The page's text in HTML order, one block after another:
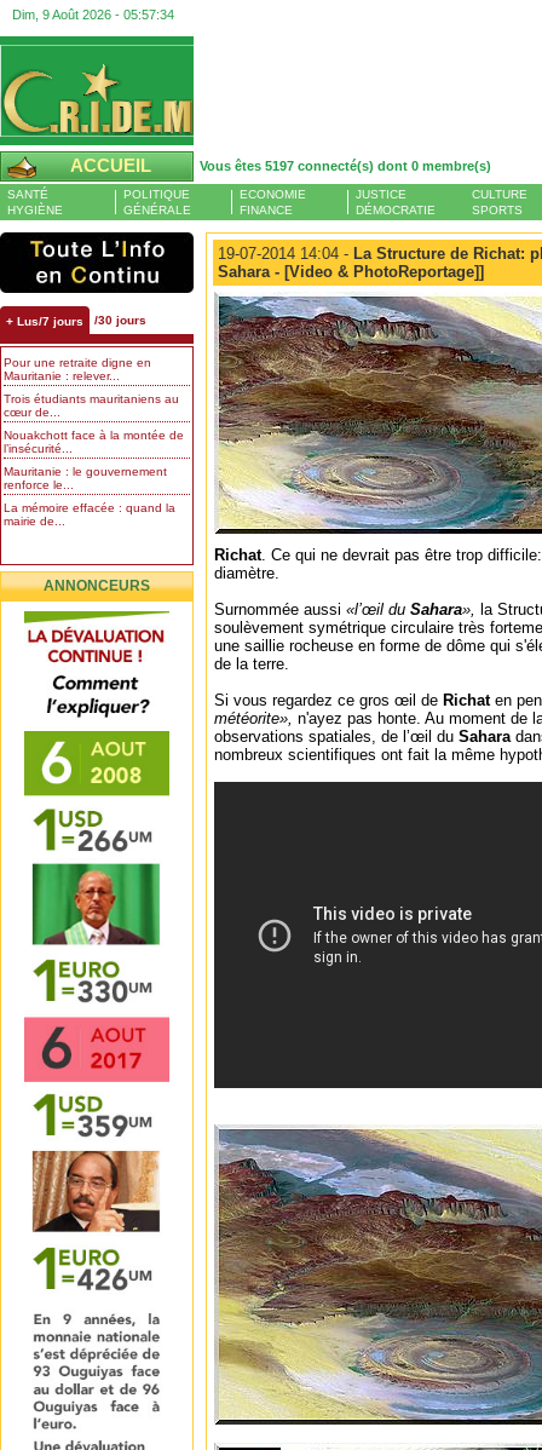
Dim, 9 Août 2026 - 05:57:34
ACCUEIL Vous êtes 5197 connecté(s) dont 0 membre(s)
SANTÉ
HYGIÈNE
POLITIQUE
GÉNÉRALE
ECONOMIE
FINANCE
JUSTICE
DÉMOCRATIE
CULTURE
SPORTS
+ Lus/7 jours /30 jours
Pour une retraite digne en
Mauritanie : relever...
Trois étudiants mauritaniens au
cœur de...
Nouakchott face à la montée de
l’insécurité...
Mauritanie : le gouvernement
renforce le...
La mémoire effacée : quand la
mairie de...
ANNONCEURS
19-07-2014 14:04 - La Structure de Richat:
Sahara - [Video & PhotoReportage]]
Richat. Ce qui ne devrait pas être trop
diamètre.
Surnommée aussi «l’œil du Sahara», la
soulèvement symétrique circulaire très
une saillie rocheuse en forme de dôme qui
de la terre.
Si vous regardez ce gros œil de Richat en
météorite», n'ayez pas honte. Au moment de
observations spatiales, de l’œil du Sahara
nombreux scientifiques ont fait la même